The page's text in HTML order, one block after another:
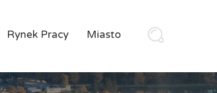
Rynek Pracy Miasto